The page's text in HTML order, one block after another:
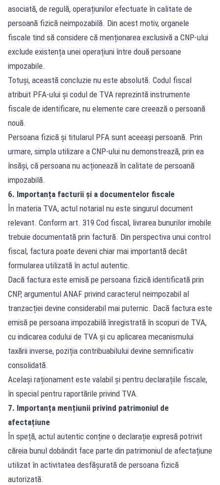
asociată, de regulă, operațiunilor efectuate în calitate de
persoană fizică neimpozabilă. Din acest motiv, organele
fiscale tind să considere că menționarea exclusivă a CNP-ului
exclude existența unei operațiuni între două persoane
impozabile.
Totuși, această concluzie nu este absolută. Codul fiscal
atribuit PFA-ului și codul de TVA reprezintă instrumente
fiscale de identificare, nu elemente care creează o persoană
nouă.
Persoana fizică și titularul PFA sunt aceeași persoană. Prin
urmare, simpla utilizare a CNP-ului nu demonstrează, prin ea
însăși, că persoana nu acționează în calitate de persoană
impozabilă.
6. Importanța facturii și a documentelor fiscale
În materia TVA, actul notarial nu este singurul document
relevant. Conform art. 319 Cod fiscal, livrarea bunurilor imobile
trebuie documentată prin factură. Din perspectiva unui control
fiscal, factura poate deveni chiar mai importantă decât
formularea utilizată în actul autentic.
Dacă factura este emisă pe persoana fizică identificată prin
CNP, argumentul ANAF privind caracterul neimpozabil al
tranzacției devine considerabil mai puternic. Dacă factura este
emisă pe persoana impozabilă înregistrată în scopuri de TVA,
cu indicarea codului de TVA și cu aplicarea mecanismului
taxării inverse, poziția contribuabilului devine semnificativ
consolidată.
Același raționament este valabil și pentru declarațiile fiscale,
în special pentru raportările privind TVA.
7. Importanța mențiunii privind patrimoniul de
afectațiune
În speță, actul autentic conține o declarație expresă potrivit
căreia bunul dobândit face parte din patrimoniul de afectațiune
utilizat în activitatea desfășurată de persoana fizică
autorizată.